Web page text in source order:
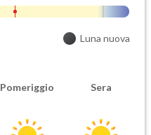
Luna nuova
Pomeriggio Sera